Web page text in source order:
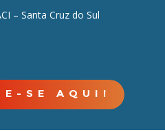
– Santa Cruz do Sul
SE AQUI!